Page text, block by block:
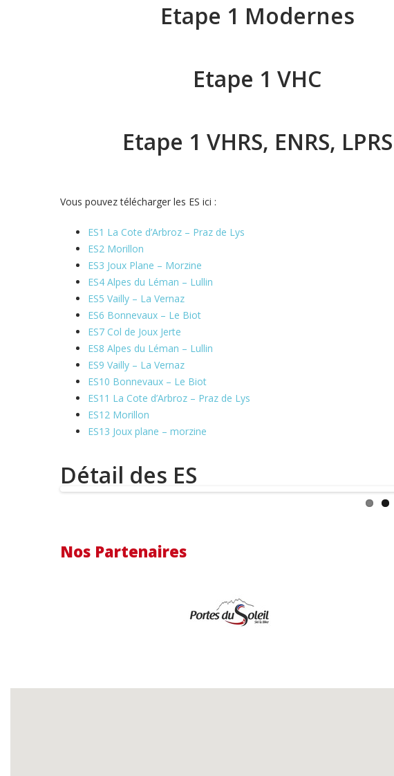
Etape 1 Modernes
Etape 1 VHC
Etape 1 VHRS, ENRS, LPRS
Vous pouvez télécharger les ES ici :
ES1 La Cote d’Arbroz – Praz de Lys
ES2 Morillon
ES3 Joux Plane – Morzine
ES4 Alpes du Léman – Lullin
ES5 Vailly – La Vernaz
ES6 Bonnevaux – Le Biot
ES7 Col de Joux Jerte
ES8 Alpes du Léman – Lullin
ES9 Vailly – La Vernaz
ES10 Bonnevaux – Le Biot
ES11 La Cote d’Arbroz – Praz de Lys
ES12 Morillon
ES13 Joux plane – morzine
Détail des ES
Nos Partenaires